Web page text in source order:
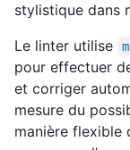
stylistique dans
Le linter utilise
pour effectuer
et corriger
mesure du
manière flexible